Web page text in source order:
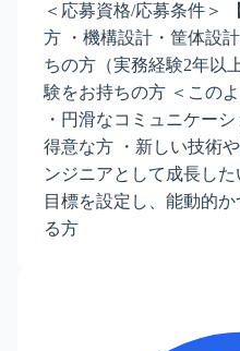
＜応募資格/応募条件＞
方 ・機構設計・筐体設
ちの方（実務経験2年以
験をお持ちの方 ＜この
・円滑なコミュニケー
得意な方 ・新しい技術
ンジニアとして成長し
目標を設定し、能動的
る方